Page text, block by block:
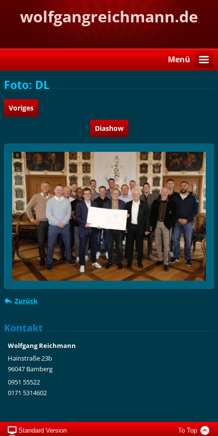
wolfgangreichmann.de
Menü
Foto: DL
Voriges
Diashow
Zurück
Kontakt
Wolfgang Reichmann
Hainstraße 23b
96047 Bamberg
0951 55522
0171 5314602
Standard Version To Top